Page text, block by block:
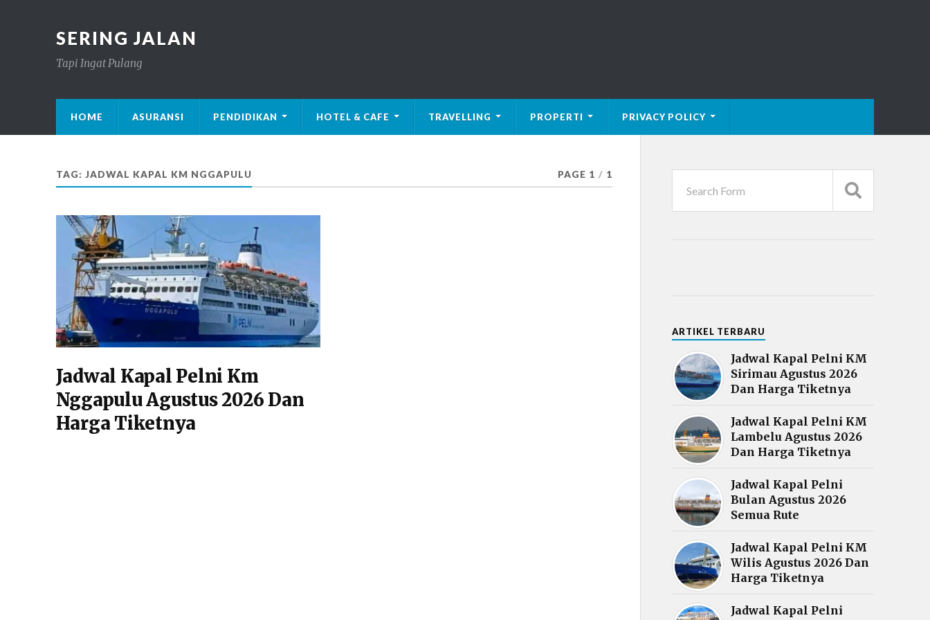
SERING JALAN
Tapi Ingat Pulang
HOME ASURANSI PENDIDIKAN HOTEL & CAFE TRAVELLING PROPERTI PRIVACY POLICY
TAG: JADWAL KAPAL KM NGGAPULU PAGE 1 / 1
Jadwal Kapal Pelni Km
Nggapulu Agustus 2026 Dan
Harga Tiketnya
ARTIKEL TERBARU
Jadwal Kapal Pelni KM
Sirimau Agustus 2026
Dan Harga Tiketnya
Jadwal Kapal Pelni KM
Lambelu Agustus 2026
Dan Harga Tiketnya
Jadwal Kapal Pelni
Bulan Agustus 2026
Semua Rute
Jadwal Kapal Pelni KM
Wilis Agustus 2026 Dan
Harga Tiketnya
Jadwal Kapal Pelni